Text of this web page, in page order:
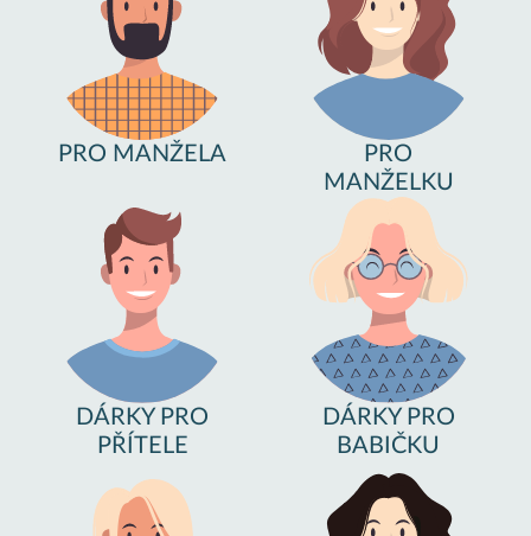
PRO MANŽELA
PRO
MANŽELKU
DÁRKY PRO
PŘÍTELE
DÁRKY PRO
BABIČKU